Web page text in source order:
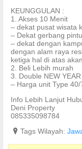
KEUNGGULAN :
1. Akses 10 Menit
– dekat pusat wisata
– Dekat gerbang
– dekat dengan
dengan alam raya
ketiga hal di atas
2. Beli Lebih murah
3. Double NEW
– Harga unit Type
Info Lebih Lanjut
Deni Property
085335098784
? Tags Wilayah: